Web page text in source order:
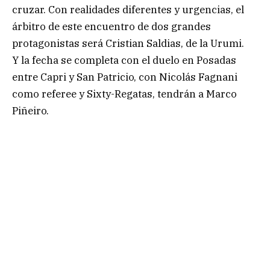
cruzar. Con realidades diferentes y urgencias, el
árbitro de este encuentro de dos grandes
protagonistas será Cristian Saldias, de la Urumi.
Y la fecha se completa con el duelo en Posadas
entre Capri y San Patricio, con Nicolás Fagnani
como referee y Sixty-Regatas, tendrán a Marco
Piñeiro.